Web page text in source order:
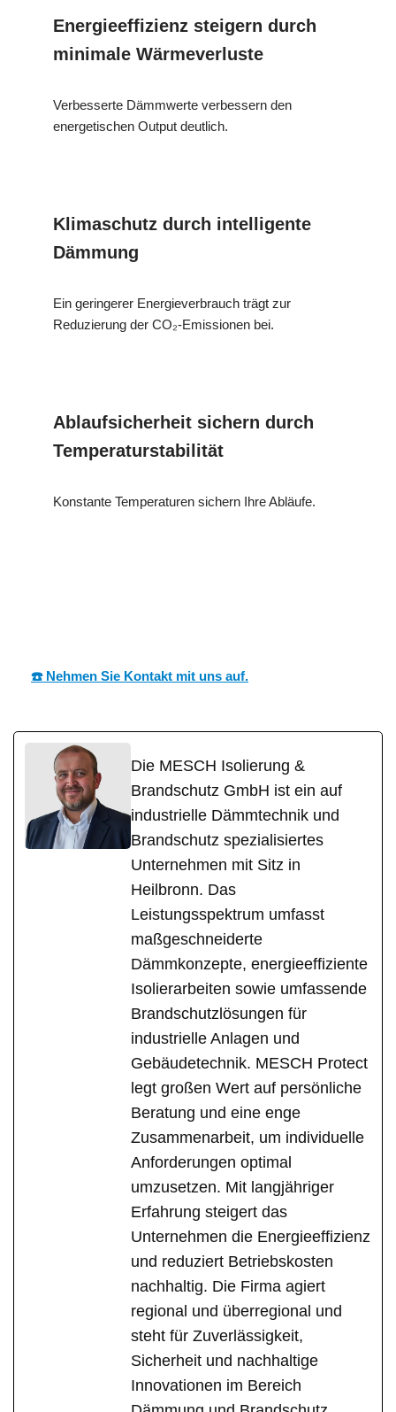
Energieeffizienz steigern durch
minimale Wärmeverluste
Verbesserte Dämmwerte verbessern den
energetischen Output deutlich.
Klimaschutz durch intelligente
Dämmung
Ein geringerer Energieverbrauch trägt zur
Reduzierung der CO₂-Emissionen bei.
Ablaufsicherheit sichern durch
Temperaturstabilität
Konstante Temperaturen sichern Ihre Abläufe.
☎️ Nehmen Sie Kontakt mit uns auf.
Die MESCH Isolierung &
Brandschutz GmbH ist ein auf
industrielle Dämmtechnik und
Brandschutz spezialisiertes
Unternehmen mit Sitz in
Heilbronn. Das
Leistungsspektrum umfasst
maßgeschneiderte
Dämmkonzepte, energieeffiziente
Isolierarbeiten sowie umfassende
Brandschutzlösungen für
industrielle Anlagen und
Gebäudetechnik. MESCH Protect
legt großen Wert auf persönliche
Beratung und eine enge
Zusammenarbeit, um individuelle
Anforderungen optimal
umzusetzen. Mit langjähriger
Erfahrung steigert das
Unternehmen die Energieeffizienz
und reduziert Betriebskosten
nachhaltig. Die Firma agiert
regional und überregional und
steht für Zuverlässigkeit,
Sicherheit und nachhaltige
Innovationen im Bereich